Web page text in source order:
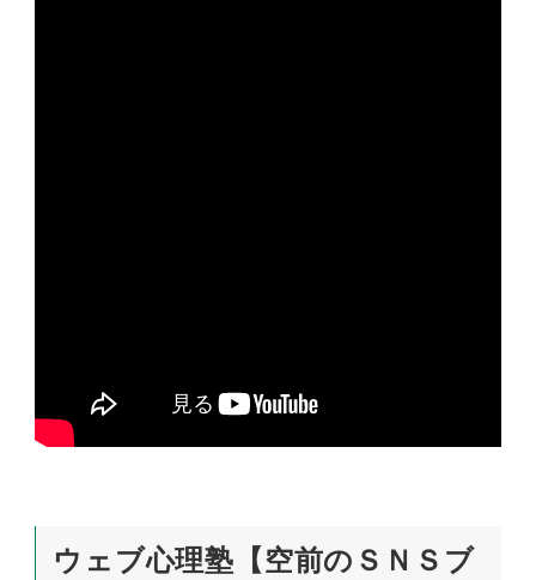
ウェブ心理塾【空前のＳＮＳブ